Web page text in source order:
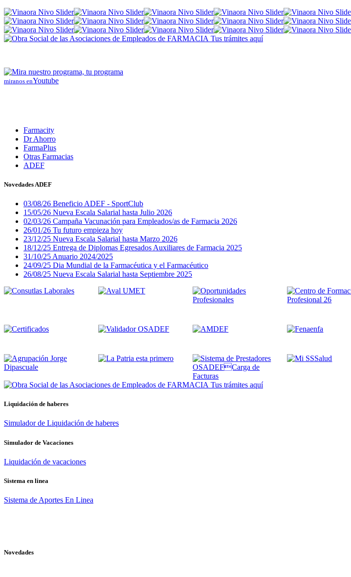
Tus trámites aquí
miranos enYoutube
Farmacity
Dr Ahorro
FarmaPlus
Otras Farmacias
ADEF
Novedades ADEF
03/08/26 Beneficio ADEF - SportClub
15/05/26 Nueva Escala Salarial hasta Julio 2026
02/03/26 Campaña Vacunación para Empleados/as de Farmacia 2026
26/01/26 Tu futuro empieza hoy
23/12/25 Nueva Escala Salarial hasta Marzo 2026
18/12/25 Entrega de Diplomas Egresados Auxiliares de Farmacia 2025
31/10/25 Anuario 2024/2025
24/09/25 Dia Mundial de la Farmacéutica y el Farmacéutico
26/08/25 Nueva Escala Salarial hasta Septiembre 2025
Tus trámites aquí
Liquidación de haberes
Simulador de Liquidación de haberes
Simulador de Vacaciones
Liquidación de vacaciones
Sistema en linea
Sistema de Aportes En Linea
Novedades